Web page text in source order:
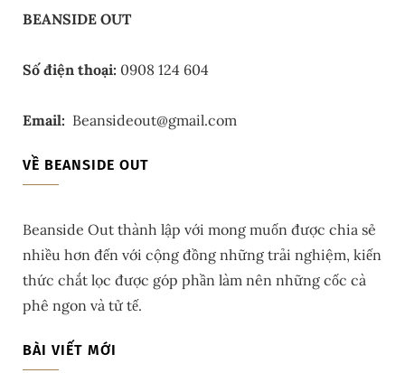
BEANSIDE OUT
Số điện thoại: 0908 124 604
Email: Beansideout@gmail.com
VỀ BEANSIDE OUT
Beanside Out thành lập với mong muốn được chia sẻ
nhiều hơn đến với cộng đồng những trải nghiệm, kiến
thức chắt lọc được góp phần làm nên những cốc cà
phê ngon và tử tế.
BÀI VIẾT MỚI